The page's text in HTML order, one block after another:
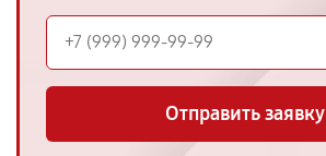
Отправить заявку